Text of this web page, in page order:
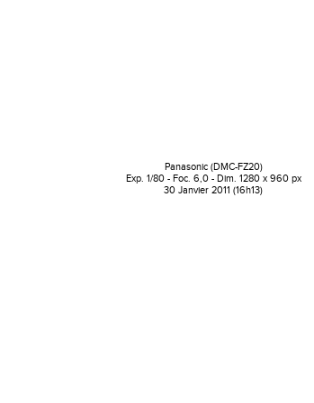
Panasonic (DMC-FZ20)
Exp. 1/80 - Foc. 6,0 - Dim. 1280 x 960 px
30 Janvier 2011 (16h13)